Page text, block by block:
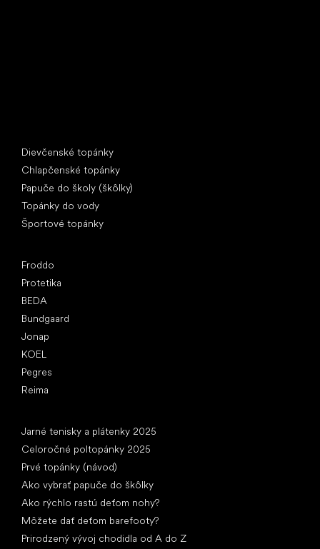
Dievčenské topánky
Chlapčenské topánky
Papuče do školy (škôlky)
Topánky do vody
Športové topánky
Froddo
Protetika
BEDA
Bundgaard
Jonap
KOEL
Pegres
Reima
Jarné tenisky a plátenky 2025
Celoročné poltopánky 2025
Prvé topánky (návod)
Ako vybrať papuče do škôlky
Ako rýchlo rastú deťom nohy?
Môžete dať deťom barefooty?
Prirodzený vývoj chodidla od A do Z